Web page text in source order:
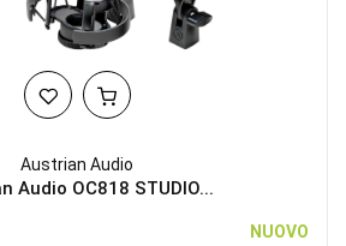
Austrian Audio
Audio OC818 STUDIO...
NUOVO